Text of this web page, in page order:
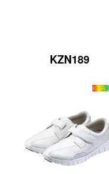
KZN189